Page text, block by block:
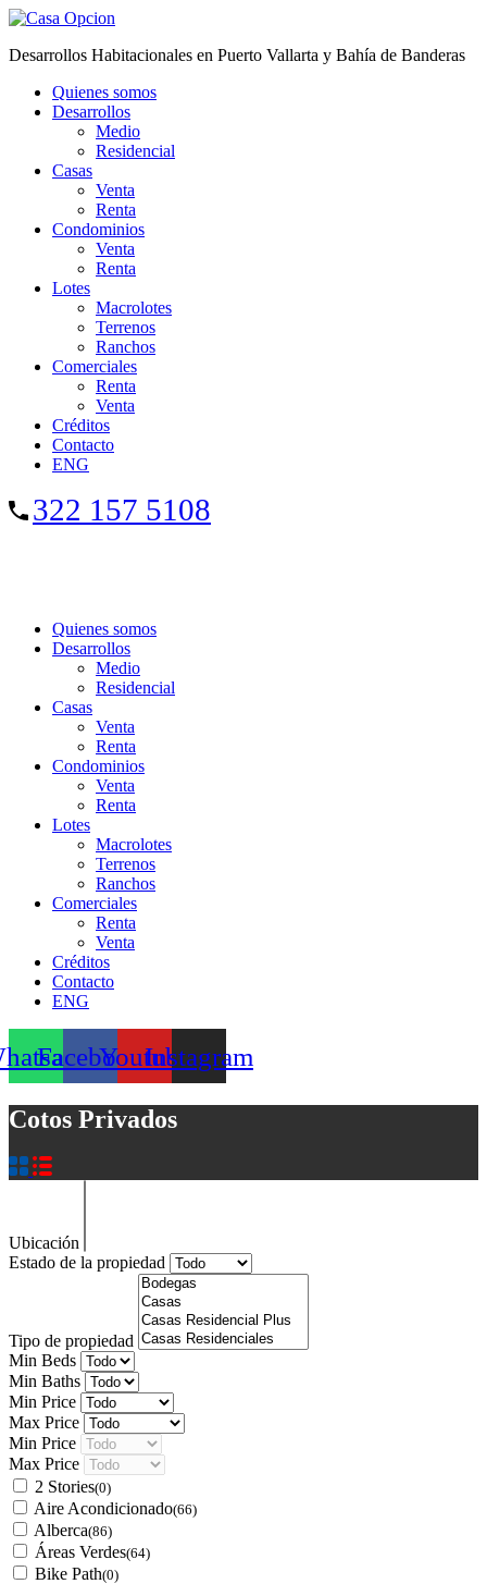
Desarrollos Habitacionales en Puerto Vallarta y Bahía de Banderas
Quienes somos
Desarrollos
Medio
Residencial
Casas
Venta
Renta
Condominios
Venta
Renta
Lotes
Macrolotes
Terrenos
Ranchos
Comerciales
Renta
Venta
Créditos
Contacto
ENG
322 157 5108
Quienes somos
Desarrollos
Medio
Residencial
Casas
Venta
Renta
Condominios
Venta
Renta
Lotes
Macrolotes
Terrenos
Ranchos
Comerciales
Renta
Venta
Créditos
Contacto
ENG
FacebookYoutubeInstagram
Cotos Privados
Ubicación
Estado de la propiedad
Tipo de propiedad
Min Beds
Min Baths
Min Price
Max Price
Min Price
Max Price
2 Stories(0)
Aire Acondicionado(66)
Alberca(86)
Áreas Verdes(64)
Bike Path(0)